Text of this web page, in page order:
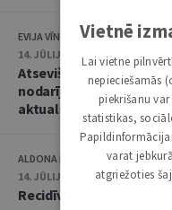
EVIJA VĪNKALNA
14. JŪLIJS 2026
Atsevišķa (vienota)
nodarījumu kopības
aktualitātes praksē
ALDONA KIPĀNE, EVIJA VĪNKALNA
14. JŪLIJS 2026
Recidīvs
Vietnē
Lai vietne
nepieciešamās
piekrišanu
statistikas,
varat
atgriežoties